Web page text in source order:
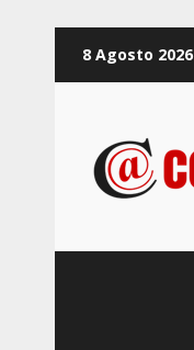
Inhalt8 Agosto 2026